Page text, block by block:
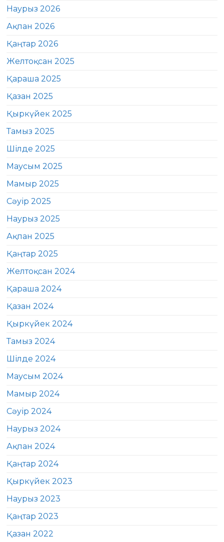
Наурыз 2026
Ақпан 2026
Қаңтар 2026
Желтоқсан 2025
Қараша 2025
Қазан 2025
Қыркүйек 2025
Тамыз 2025
Шілде 2025
Маусым 2025
Мамыр 2025
Сәуір 2025
Наурыз 2025
Ақпан 2025
Қаңтар 2025
Желтоқсан 2024
Қараша 2024
Қазан 2024
Қыркүйек 2024
Тамыз 2024
Шілде 2024
Маусым 2024
Мамыр 2024
Сәуір 2024
Наурыз 2024
Ақпан 2024
Қаңтар 2024
Қыркүйек 2023
Наурыз 2023
Қаңтар 2023
Қазан 2022